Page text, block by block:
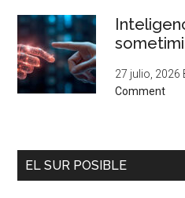
27 julio, 2026
Comment
EL SUR POSIBLE